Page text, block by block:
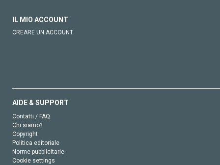
IL MIO ACCOUNT
CREARE UN ACCOUNT
AIDE & SUPPORT
Contatti / FAQ
Chi siamo?
Copyright
Politica editoriale
Norme pubblicitarie
Cookie settings